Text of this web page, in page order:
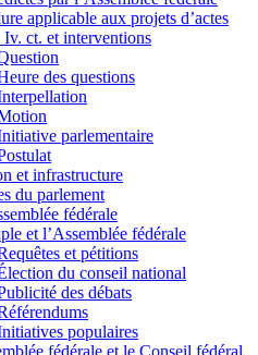
applicable aux projets d’actes
Iv. ct. et interventions
des questions
parlementaire
et infrastructure
du parlement
fédérale
et l’Assemblée fédérale
et pétitions
du conseil national
des débats
populaires